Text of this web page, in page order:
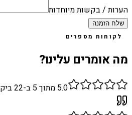
הערות / בקשות מיוחדות
שלח הזמנה
לקוחות מספרים
מה אומרים עלינו?
5.0 מתוך 5 ב- 22